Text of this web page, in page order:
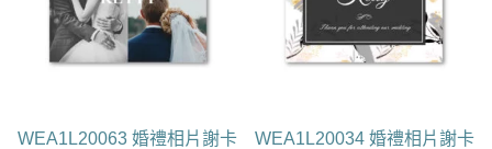
WEA1L20063 婚禮相片謝卡
WEA1L20034 婚禮相片謝卡